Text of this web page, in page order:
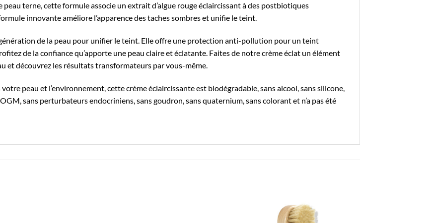
terne, cette formule associe un extrait d’algue rouge éclaircissant à des postbiotiques
innovante améliore l’apparence des taches sombres et unifie le teint.
de la peau pour unifier le teint. Elle offre une protection anti-pollution pour un teint
de la confiance qu’apporte une peau claire et éclatante. Faites de notre crème éclat un élément
et découvrez les résultats transformateurs par vous-même.
peau et l’environnement, cette crème éclaircissante est biodégradable, sans alcool, sans silicone,
sans perturbateurs endocriniens, sans goudron, sans quaternium, sans colorant et n’a pas été